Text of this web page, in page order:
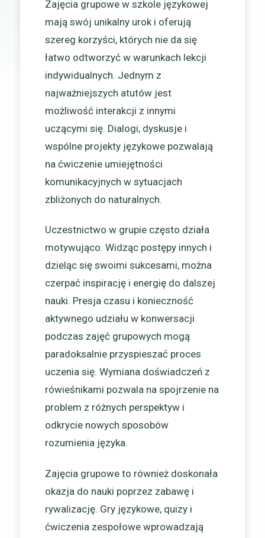
Zajęcia grupowe w szkole językowej
mają swój unikalny urok i oferują
szereg korzyści, których nie da się
łatwo odtworzyć w warunkach lekcji
indywidualnych. Jednym z
najważniejszych atutów jest
możliwość interakcji z innymi
uczącymi się. Dialogi, dyskusje i
wspólne projekty językowe pozwalają
na ćwiczenie umiejętności
komunikacyjnych w sytuacjach
zbliżonych do naturalnych.
Uczestnictwo w grupie często działa
motywująco. Widząc postępy innych i
dzieląc się swoimi sukcesami, można
czerpać inspirację i energię do dalszej
nauki. Presja czasu i konieczność
aktywnego udziału w konwersacji
podczas zajęć grupowych mogą
paradoksalnie przyspieszać proces
uczenia się. Wymiana doświadczeń z
rówieśnikami pozwala na spojrzenie na
problem z różnych perspektyw i
odkrycie nowych sposobów
rozumienia języka.
Zajęcia grupowe to również doskonała
okazja do nauki poprzez zabawę i
rywalizację. Gry językowe, quizy i
ćwiczenia zespołowe wprowadzają